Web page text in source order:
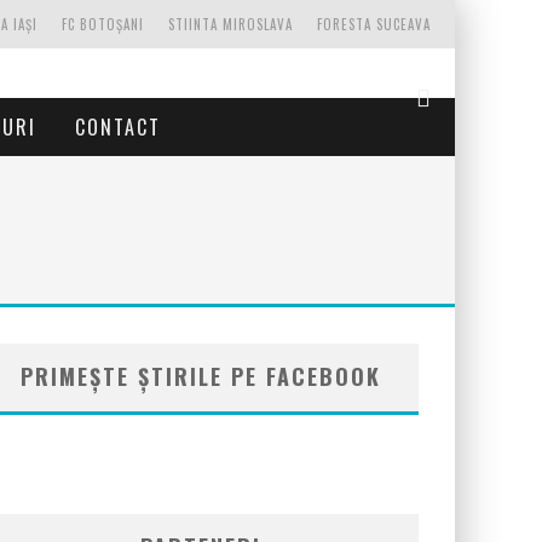
FORESTA SUCEAVA
STIINTA MIROSLAVA
FC BOTOȘANI
IAȘI
CONTACT
PRIMEȘTE ȘTIRILE PE FACEBOOK